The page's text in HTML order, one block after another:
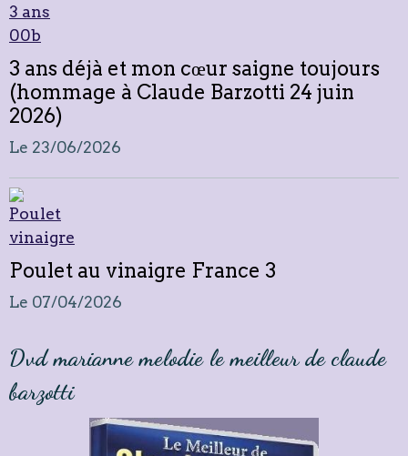
3 ans déjà et mon cœur saigne toujours
(hommage à Claude Barzotti 24 juin
2026)
Le 23/06/2026
Poulet au vinaigre France 3
Le 07/04/2026
Dvd marianne melodie le meilleur de claude
barzotti